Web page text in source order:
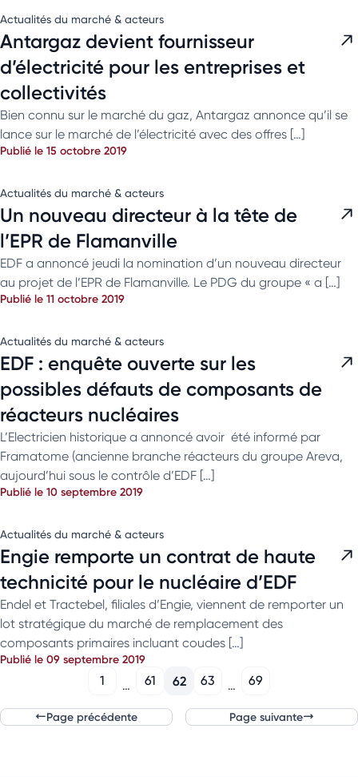
Actualités du marché & acteurs
Antargaz devient fournisseur
d’électricité pour les entreprises et
collectivités
Bien connu sur le marché du gaz, Antargaz annonce qu’il se
lance sur le marché de l’électricité avec des offres […]
Publié le 15 octobre 2019
Actualités du marché & acteurs
Un nouveau directeur à la tête de
l’EPR de Flamanville
EDF a annoncé jeudi la nomination d’un nouveau directeur
au projet de l’EPR de Flamanville. Le PDG du groupe « a […]
Publié le 11 octobre 2019
Actualités du marché & acteurs
EDF : enquête ouverte sur les
possibles défauts de composants de
réacteurs nucléaires
L’Electricien historique a annoncé avoir été informé par
Framatome (ancienne branche réacteurs du groupe Areva,
aujourd’hui sous le contrôle d’EDF […]
Publié le 10 septembre 2019
Actualités du marché & acteurs
Engie remporte un contrat de haute
technicité pour le nucléaire d’EDF
Endel et Tractebel, filiales d’Engie, viennent de remporter un
lot stratégique du marché de remplacement des
composants primaires incluant coudes […]
Publié le 09 septembre 2019
Page précédente Page suivante
1 … 61 62 63 … 69